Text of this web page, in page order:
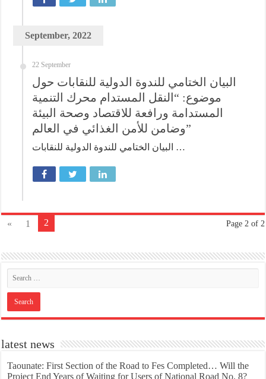
September, 2022
22 September
البيان الختامي للندوة الدولية للنقابات حول
موضوع: “النقل المستدام محرك التنمية
المستدامة ورافعة للاقتصاد وصحة البيئة
وضامن للأمن الغذائي في العالم”
البيان الختامي للندوة الدولية للنقابات …
Page 2 of 2
« 1 2
latest news
Taounate: First Section of the Road to Fes Completed… Will the
Project End Years of Waiting for Users of National Road No. 8?